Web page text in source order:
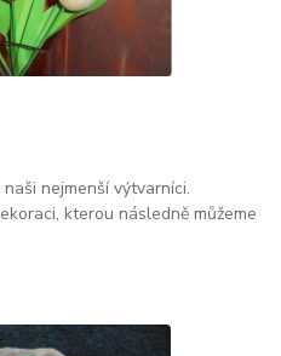
nejmenší výtvarníci.
kterou následně můžeme